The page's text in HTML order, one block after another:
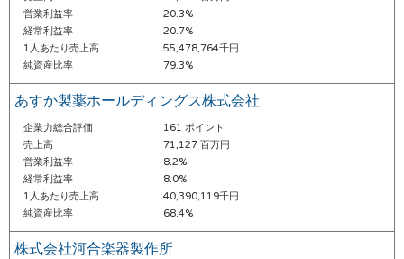
営業利益率
20.3%
経常利益率
20.7%
1人あたり売上高
55,478,764千円
純資産比率
79.3%
あすか製薬ホールディングス株式会社
企業力総合評価
161 ポイント
売上高
71,127 百万円
営業利益率
8.2%
経常利益率
8.0%
1人あたり売上高
40,390,119千円
純資産比率
68.4%
株式会社河合楽器製作所